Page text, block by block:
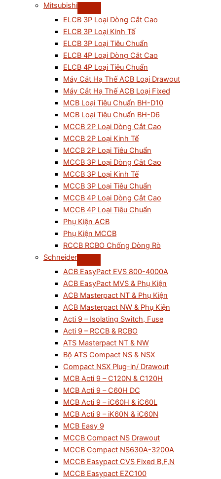
Mitsubishi
ELCB 3P Loại Dòng Cắt Cao
ELCB 3P Loại Kinh Tế
ELCB 3P Loại Tiêu Chuẩn
ELCB 4P Loại Dòng Cắt Cao
ELCB 4P Loại Tiêu Chuẩn
Máy Cắt Hạ Thế ACB Loại Drawout
Máy Cắt Hạ Thế ACB Loại Fixed
MCB Loại Tiêu Chuẩn BH-D10
MCB Loại Tiêu Chuẩn BH-D6
MCCB 2P Loại Dòng Cắt Cao
MCCB 2P Loại Kinh Tế
MCCB 2P Loại Tiêu Chuẩn
MCCB 3P Loại Dòng Cắt Cao
MCCB 3P Loại Kinh Tế
MCCB 3P Loại Tiêu Chuẩn
MCCB 4P Loại Dòng Cắt Cao
MCCB 4P Loại Tiêu Chuẩn
Phụ Kiện ACB
Phụ Kiện MCCB
RCCB RCBO Chống Dòng Rò
Schneider
ACB EasyPact EVS 800-4000A
ACB EasyPact MVS & Phụ Kiện
ACB Masterpact NT & Phụ Kiện
ACB Masterpact NW & Phụ Kiện
Acti 9 – Isolating Switch, Fuse
Acti 9 – RCCB & RCBO
ATS Masterpact NT & NW
Bộ ATS Compact NS & NSX
Compact NSX Plug-in/ Drawout
MCB Acti 9 – C120N & C120H
MCB Acti 9 – C60H DC
MCB Acti 9 – iC60H & iC60L
MCB Acti 9 – iK60N & iC60N
MCB Easy 9
MCCB Compact NS Drawout
MCCB Compact NS630A-3200A
MCCB Easypact CVS Fixed B,F,N
MCCB Easypact EZC100